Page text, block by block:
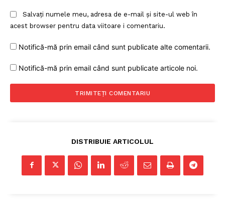
Salvați numele meu, adresa de e-mail și site-ul web în
acest browser pentru data viitoare i comentariu.
Notifică-mă prin email când sunt publicate alte comentarii.
Notifică-mă prin email când sunt publicate articole noi.
DISTRIBUIE ARTICOLUL